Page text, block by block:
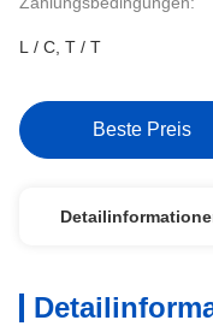
L / C, T / T
Beste Preis